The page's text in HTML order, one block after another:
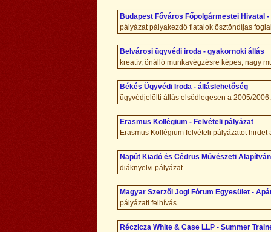
Budapest Főváros Főpolgármestei Hivatal
pályázat pályakezdő fiatalok ösztöndíjas
Belvárosi ügyvédi iroda - gyakornoki állás
kreatív, önálló munkavégzésre képes, nagy
Békés Ügyvédi Iroda - álláslehetőség
ügyvédjelölti állás elsődlegesen a 2005/
Erasmus Kollégium - Felvételi pályázat
Erasmus Kollégium felvételi pályázatot hirdet
Napút Kiadó és Cédrus Művészeti
diáknyelvi pályázat
Magyar Szerzői Jogi Fórum Egyesület -
pályázati felhívás
Réczicza White & Case LLP - Summer